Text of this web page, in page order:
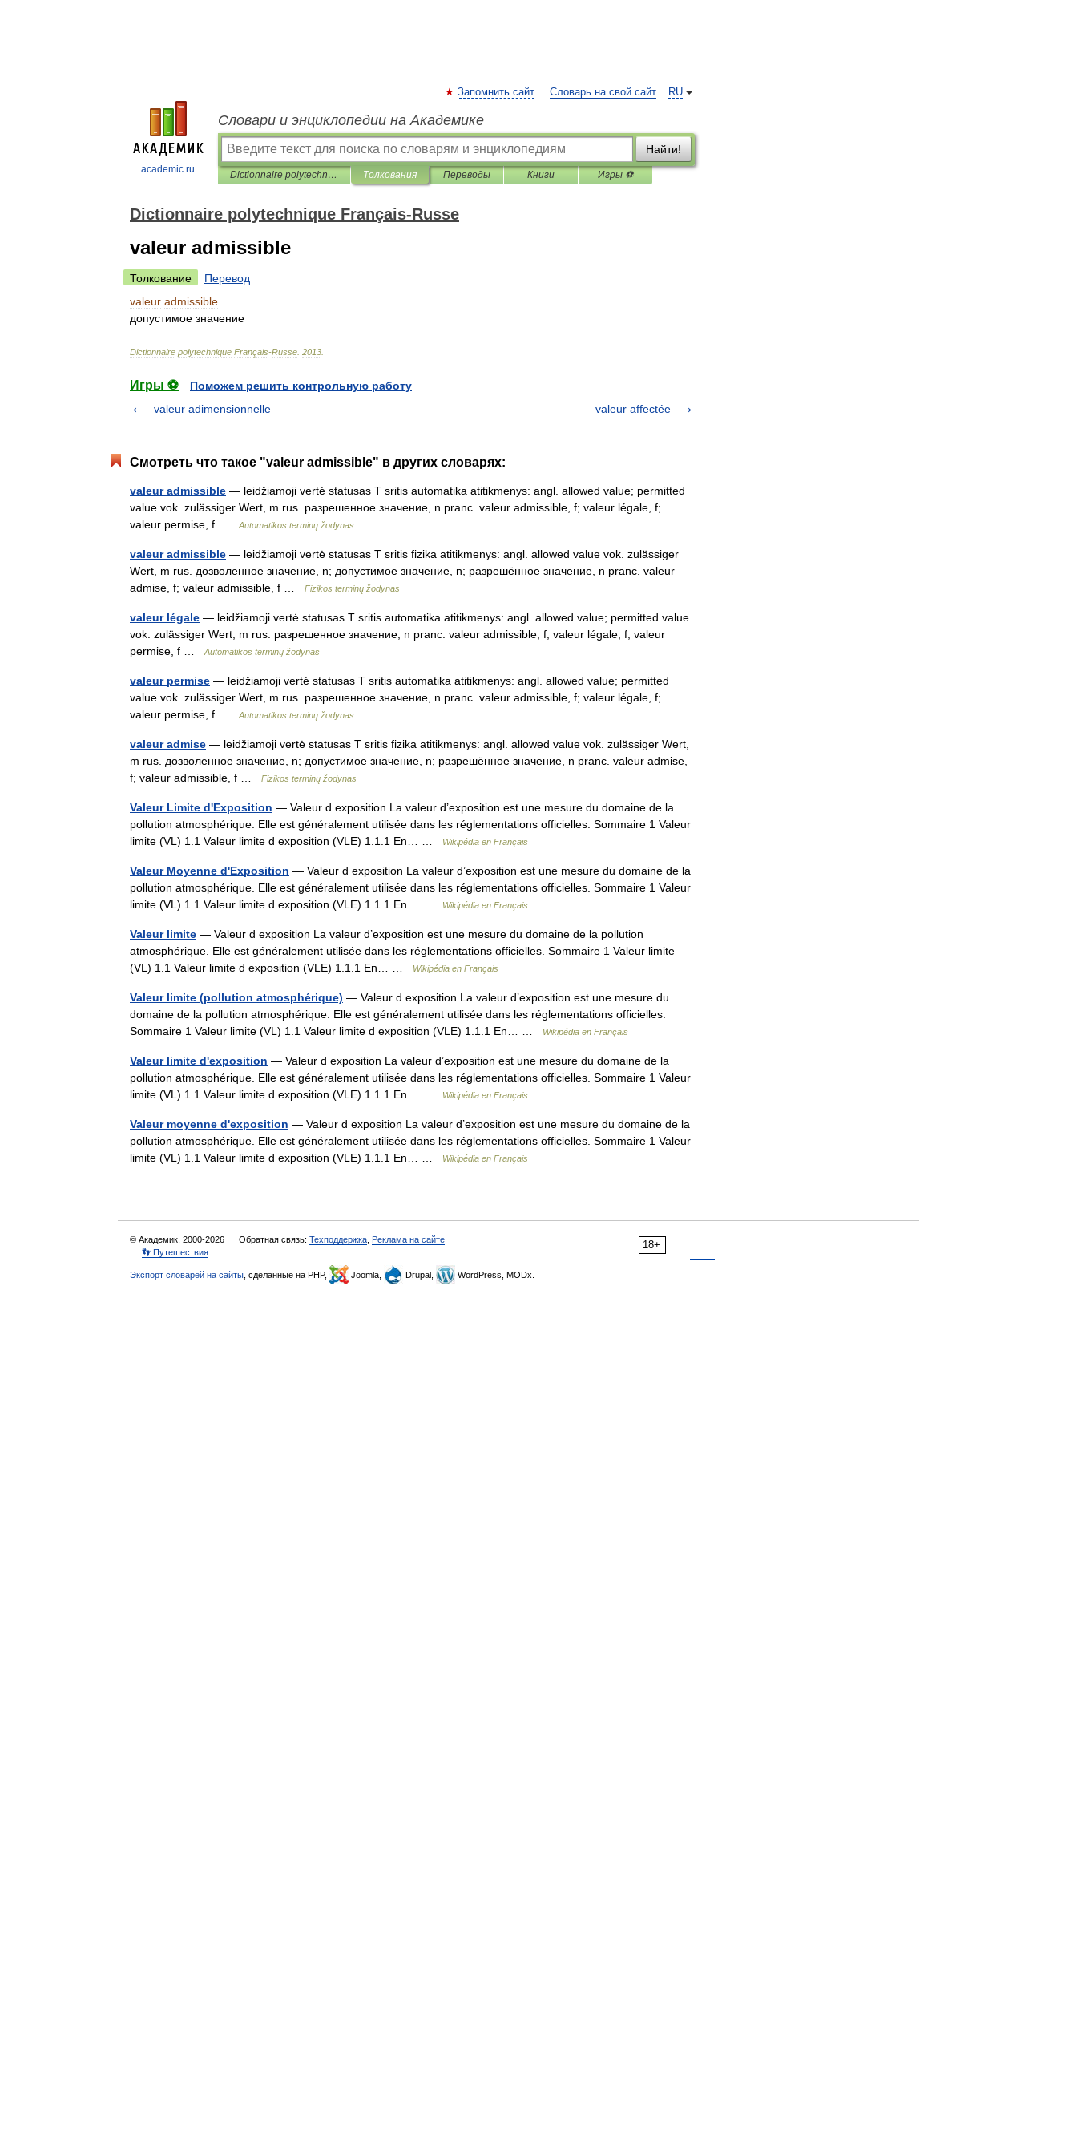
academic.ru
RU
Запомнить сайт Словарь на свой сайт
Словари и энциклопедии на Академике
Найти!
Dictionnaire polytechnique Français-Russe Толкования Переводы Книги Игры ⚽
Dictionnaire polytechnique Français-Russe
valeur admissible
Толкование
Перевод
valeur admissible
допустимое значение
Dictionnaire polytechnique Français-Russe 2013
Игры ⚽
Поможем решить контрольную работу
valeur adimensionnelle
valeur affectée
Смотреть что такое "valeur admissible" в других словарях:
valeur admissible — leidžiamoji vertė statusas T sritis automatika atitikmenys: angl. allowed value; permitted
value vok. zulässiger Wert, m rus. разрешенное значение, n pranc. valeur admissible, f; valeur légale, f;
valeur permise, f …
Automatikos terminų žodynas
valeur admissible — leidžiamoji vertė statusas T sritis fizika atitikmenys: angl. allowed value vok. zulässiger
Wert, m rus. дозволенное значение, n; допустимое значение, n; разрешённое значение, n pranc. valeur
admise, f; valeur admissible, f …
Fizikos terminų žodynas
valeur légale — leidžiamoji vertė statusas T sritis automatika atitikmenys: angl. allowed value; permitted value
vok. zulässiger Wert, m rus. разрешенное значение, n pranc. valeur admissible, f; valeur légale, f; valeur
permise, f …
Automatikos terminų žodynas
valeur permise — leidžiamoji vertė statusas T sritis automatika atitikmenys: angl. allowed value; permitted
value vok. zulässiger Wert, m rus. разрешенное значение, n pranc. valeur admissible, f; valeur légale, f;
valeur permise, f …
Automatikos terminų žodynas
valeur admise — leidžiamoji vertė statusas T sritis fizika atitikmenys: angl. allowed value vok. zulässiger Wert,
m rus. дозволенное значение, n; допустимое значение, n; разрешённое значение, n pranc. valeur admise,
f; valeur admissible, f …
Fizikos terminų žodynas
Valeur Limite d'Exposition — Valeur d exposition La valeur d’exposition est une mesure du domaine de la
pollution atmosphérique. Elle est généralement utilisée dans les réglementations officielles. Sommaire 1 Valeur
limite (VL) 1.1 Valeur limite d exposition (VLE) 1.1.1 En… …
Wikipédia en Français
Valeur Moyenne d'Exposition — Valeur d exposition La valeur d’exposition est une mesure du domaine de la
pollution atmosphérique. Elle est généralement utilisée dans les réglementations officielles. Sommaire 1 Valeur
limite (VL) 1.1 Valeur limite d exposition (VLE) 1.1.1 En… …
Wikipédia en Français
Valeur limite — Valeur d exposition La valeur d’exposition est une mesure du domaine de la pollution
atmosphérique. Elle est généralement utilisée dans les réglementations officielles. Sommaire 1 Valeur limite
(VL) 1.1 Valeur limite d exposition (VLE) 1.1.1 En… …
Wikipédia en Français
Valeur limite (pollution atmosphérique) — Valeur d exposition La valeur d’exposition est une mesure du
domaine de la pollution atmosphérique. Elle est généralement utilisée dans les réglementations officielles.
Sommaire 1 Valeur limite (VL) 1.1 Valeur limite d exposition (VLE) 1.1.1 En… …
Wikipédia en Français
Valeur limite d'exposition — Valeur d exposition La valeur d’exposition est une mesure du domaine de la
pollution atmosphérique. Elle est généralement utilisée dans les réglementations officielles. Sommaire 1 Valeur
limite (VL) 1.1 Valeur limite d exposition (VLE) 1.1.1 En… …
Wikipédia en Français
Valeur moyenne d'exposition — Valeur d exposition La valeur d’exposition est une mesure du domaine de la
pollution atmosphérique. Elle est généralement utilisée dans les réglementations officielles. Sommaire 1 Valeur
limite (VL) 1.1 Valeur limite d exposition (VLE) 1.1.1 En… …
Wikipédia en Français
18+
© Академик, 2000-2026 Обратная связь: Техподдержка Реклама на сайте
👣 Путешествия
Экспорт словарей на сайты , сделанные на PHP, Joomla, Drupal, WordPress, MODx.